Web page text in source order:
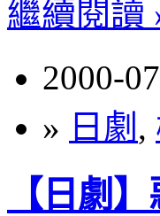
繼續閱讀
2000-
» 日劇 ,
【日劇